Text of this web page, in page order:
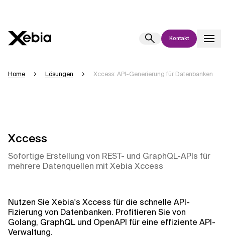
Kontakt
Bitte überprüfen Sie wichtige Informationen, bevor Sie
Entscheidungen treffen oder
Antwort
Kontextdateien
Home Lösungen Xccess: API-Generierung für Datenbanken
Xccess
Sofortige Erstellung von REST- und GraphQL-APIs für
mehrere Datenquellen mit Xebia Xccess
Nutzen Sie Xebia's Xccess für die schnelle API-
Fizierung von Datenbanken. Profitieren Sie von
Golang, GraphQL und OpenAPI für eine effiziente API-
Verwaltung.